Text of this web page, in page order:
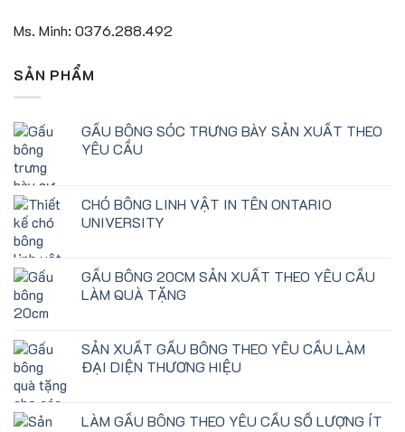
Ms. Minh: 0376.288.492
SẢN PHẨM
GẤU BÔNG SÓC TRƯNG BÀY SẢN XUẤT THEO
YÊU CẦU
CHÓ BÔNG LINH VẬT IN TÊN ONTARIO
UNIVERSITY
GẤU BÔNG 20CM SẢN XUẤT THEO YÊU CẦU
LÀM QUÀ TẶNG
SẢN XUẤT GẤU BÔNG THEO YÊU CẦU LÀM
ĐẠI DIỆN THƯƠNG HIỆU
LÀM GẤU BÔNG THEO YÊU CẦU SỐ LƯỢNG ÍT